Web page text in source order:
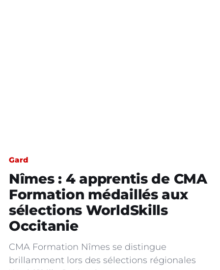
Gard
Nîmes : 4 apprentis de CMA
Formation médaillés aux
sélections WorldSkills
Occitanie
CMA Formation Nîmes se distingue
brillamment lors des sélections régionales